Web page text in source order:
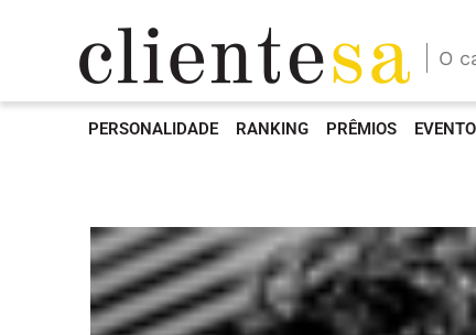
O
PERSONALIDADE RANKING PRÊMIOS